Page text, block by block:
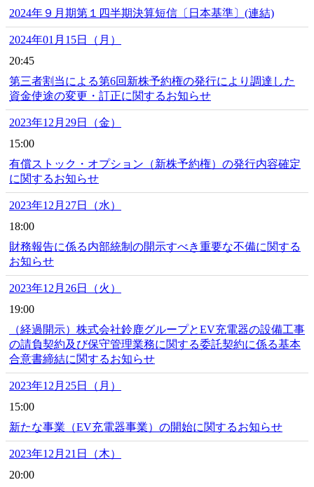
2024年９月期第１四半期決算短信〔日本基準〕(連結)
2024年01月15日（月）
20:45
第三者割当による第6回新株予約権の発行により調達した
資金使途の変更・訂正に関するお知らせ
2023年12月29日（金）
15:00
有償ストック・オプション（新株予約権）の発行内容確定
に関するお知らせ
2023年12月27日（水）
18:00
財務報告に係る内部統制の開示すべき重要な不備に関する
お知らせ
2023年12月26日（火）
19:00
（経過開示）株式会社鈴鹿グループとEV充電器の設備工事
の請負契約及び保守管理業務に関する委託契約に係る基本
合意書締結に関するお知らせ
2023年12月25日（月）
15:00
新たな事業（EV充電器事業）の開始に関するお知らせ
2023年12月21日（木）
20:00